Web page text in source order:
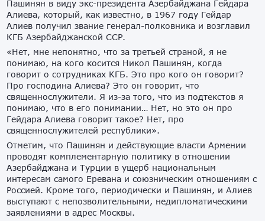
Пашинян в виду экс-президента Азербайджана Гейдара
Алиева, который, как известно, в 1967 году Гейдар
Алиев получил звание генерал-полковника и возглавил
КГБ Азербайджанской ССР.
«Нет, мне непонятно, что за третьей страной, я не
понимаю, на кого косится Никол Пашинян, когда
говорит о сотрудниках КГБ. Это про кого он говорит?
Про господина Алиева? Это он говорит, что
священнослужители. Я из-за того, что из подтекстов я
понимаю, что в его понимании… Нет, но это он про
Гейдара Алиева говорит такое? Нет, про
священнослужителей республики».
Отметим, что Пашинян и действующие власти Армении
проводят комплементарную политику в отношении
Азербайджана и Турции в ущерб национальным
интересам самого Еревана и союзническим отношениям с
Россией. Кроме того, периодически и Пашинян, и Алиев
выступают с непозволительными, недипломатическими
заявлениями в адрес Москвы.